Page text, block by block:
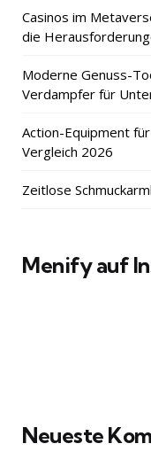
Casinos im
die
Moderne Genuss-
Verdampfer für
Action-Equipment
Vergleich 2026
Zeitlose
Menify auf
Neueste